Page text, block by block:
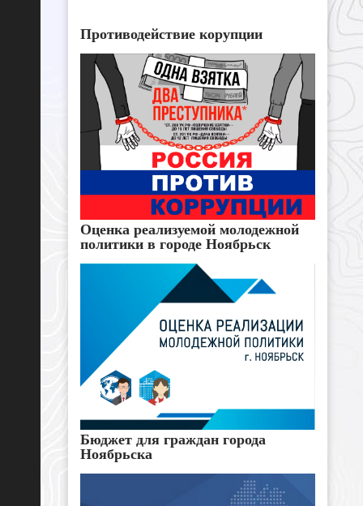
Противодействие корупции
Оценка реализуемой молодежной
политики в городе Ноябрьск
Бюджет для граждан города
Ноябрьска